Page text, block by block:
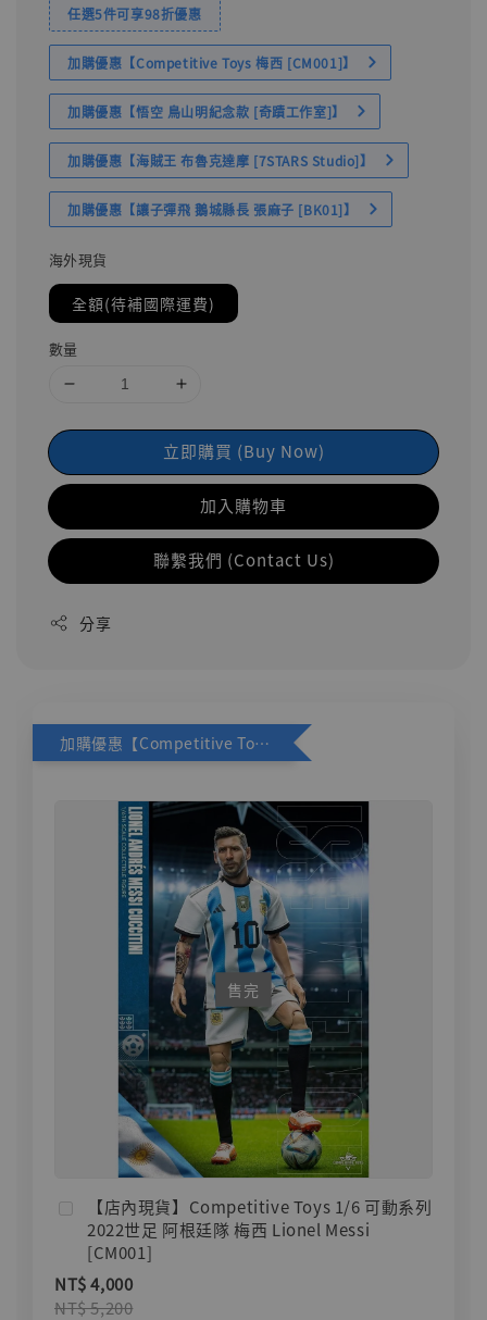
任選5件可享98折優惠
加購優惠【Competitive Toys 梅西 [CM001]】
加購優惠【悟空 鳥山明紀念款 [奇蹟工作室]】
加購優惠【海賊王 布魯克達摩 [7STARS Studio]】
加購優惠【讓子彈飛 鵝城縣長 張麻子 [BK01]】
海外現貨
全額(待補國際運費)
數量
立即購買 (Buy Now)
加入購物車
聯繫我們 (Contact Us)
分享
加購優惠【Competitive Toys 梅西 [CM001]】
售完
【店內現貨】Competitive Toys 1/6 可動系列
2022世足 阿根廷隊 梅西 Lionel Messi
[CM001]
NT$ 4,000
NT$ 5,200